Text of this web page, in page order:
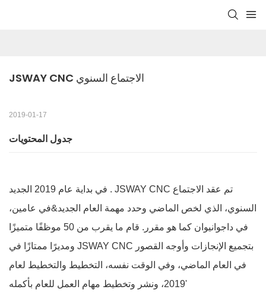
JSWAY CNC الاجتماع السنوي
2019-01-17
جدول المحتويات
في بداية عام 2019 الجديد . JSWAY CNC تم عقد الاجتماع
السنوي، الذي لخص الماضي وحدد مهمة العام الجديد&في عامين،
في داجوانيوان كما هو مقرر. قام ما يقرب من 50 موظفًا متميزًا
ومديرًا ممتازًا في JSWAY CNC بتجميع الإنجازات وأوجه القصور
في العام الماضي، وفي الوقت نفسه، التخطيط والتخطيط لعام
2019، ونشر وتخطيط مهام العمل للعام بأكمله'